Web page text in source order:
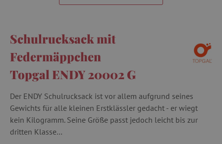
Schulrucksack mit
Federmäppchen
Topgal ENDY 20002 G
Der ENDY Schulrucksack ist vor allem aufgrund seines
Gewichts für alle kleinen Erstklässler gedacht - er wiegt
kein Kilogramm. Seine Größe passt jedoch leicht bis zur
dritten Klasse…